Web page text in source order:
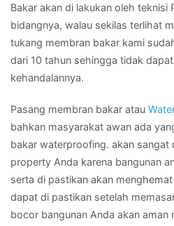
Bakar akan di lakukan oleh teknisi
bidangnya, walau sekilas terlihat
tukang membran bakar kami
dari 10 tahun sehingga tidak
kehandalannya.
Pasang membran bakar atau
bahkan masyarakat awan ada
bakar waterproofing. akan sangat
property Anda karena bangunan
serta di pastikan akan
dapat di pastikan setelah
bocor bangunan Anda akan aman